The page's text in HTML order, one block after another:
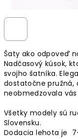
Šaty ako odpoveď
Nadčasový kúsok,
svojho šatníka.
dostatočne pružná,
neobmedzovala
Všetky modely sú
Slovensku.
Dodacia lehota je